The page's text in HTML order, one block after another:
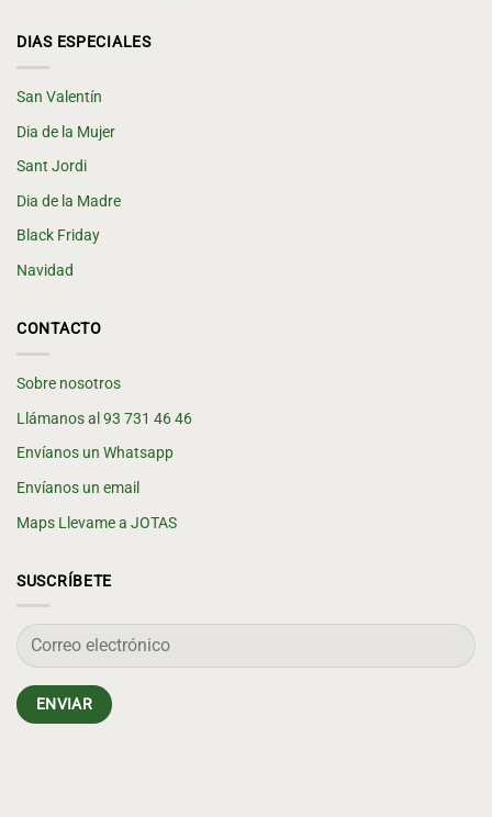
DIAS ESPECIALES
San Valentín
Dia de la Mujer
Sant Jordi
Dia de la Madre
Black Friday
Navidad
CONTACTO
Sobre nosotros
Llámanos al 93 731 46 46
Envíanos un Whatsapp
Envíanos un email
Maps Llevame a JOTAS
SUSCRÍBETE